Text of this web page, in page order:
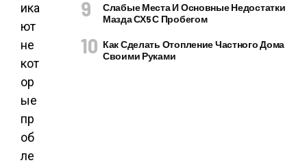
ика
ют
не
кот
ор
ые
пр
об
ле
Слабые Места И Основные Недостатки
Мазда СХ5 С Пробегом
Как Сделать Отопление Частного Дома
Своими Руками